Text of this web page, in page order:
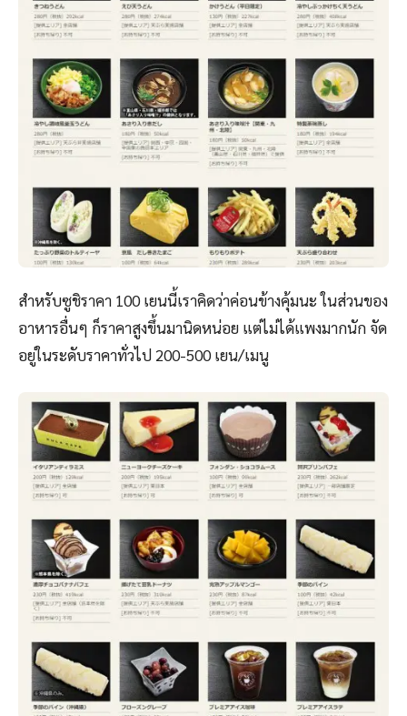
สำหรับซูชิราคา 100 เยนนี้เราคิดว่าค่อนข้างคุ้มนะ ในส่วนของ
อาหารอื่นๆ ก็ราคาสูงขึ้นมานิดหน่อย แต่ไม่ได้แพงมากนัก จัด
อยู่ในระดับราคาทั่วไป 200-500 เยน/เมนู